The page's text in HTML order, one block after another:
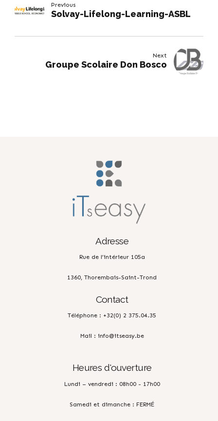
Previous
Solvay-Lifelong-Learning-ASBL
Next
Groupe Scolaire Don Bosco
Adresse
Rue de l’intérieur 105a
1360, Thorembais-Saint-Trond
Contact
Téléphone : +32(0) 2 375.04.35
Mail : info@itseasy.be
Heures d'ouverture
Lundi – vendredi : 08h00 - 17h00
Samedi et dimanche : FERMÉ